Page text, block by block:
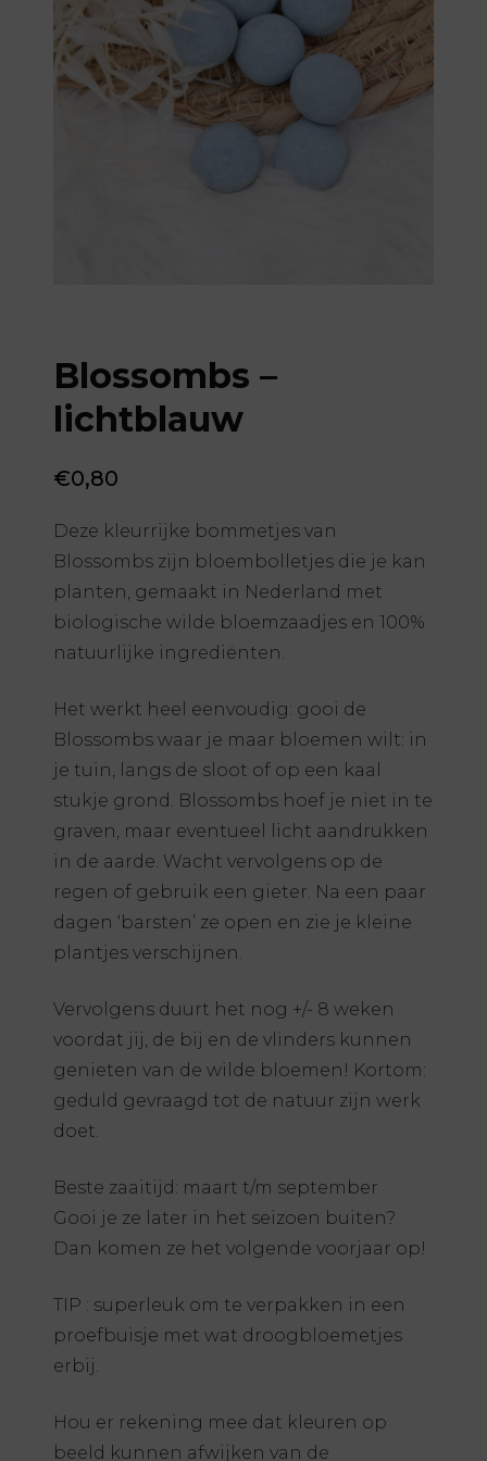
Blossombs –
lichtblauw
€0,80
Deze kleurrijke bommetjes van
Blossombs zijn bloembolletjes die je kan
planten, gemaakt in Nederland met
biologische wilde bloemzaadjes en 100%
natuurlijke ingrediënten.
Het werkt heel eenvoudig: gooi de
Blossombs waar je maar bloemen wilt: in
je tuin, langs de sloot of op een kaal
stukje grond. Blossombs hoef je niet in te
graven, maar eventueel licht aandrukken
in de aarde. Wacht vervolgens op de
regen of gebruik een gieter. Na een paar
dagen ‘barsten’ ze open en zie je kleine
plantjes verschijnen.
Vervolgens duurt het nog +/- 8 weken
voordat jij, de bij en de vlinders kunnen
genieten van de wilde bloemen! Kortom:
geduld gevraagd tot de natuur zijn werk
doet.
Beste zaaitijd: maart t/m september
Gooi je ze later in het seizoen buiten?
Dan komen ze het volgende voorjaar op!
TIP : superleuk om te verpakken in een
proefbuisje met wat droogbloemetjes
erbij.
Hou er rekening mee dat kleuren op
beeld kunnen afwijken van de